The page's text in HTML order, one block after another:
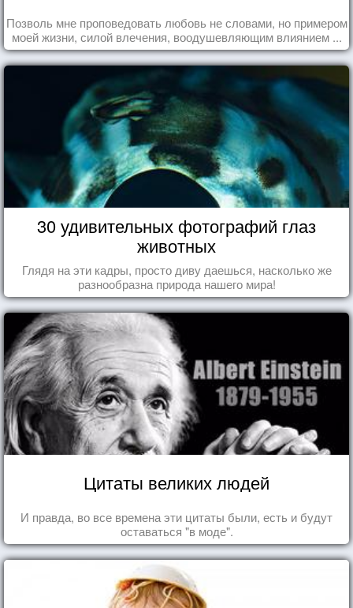
Позволь мне проповедовать любовь не словами, но примером
моей жизни, силой влечения, воодушевляющим влиянием ...
30 удивительных фотографий глаз
животных
Глядя на эти кадры, просто диву даешься, насколько же
разнообразна природа нашего мира!
Цитаты великих людей
И правда, во все времена эти цитаты были, есть и будут
оставаться "в моде".